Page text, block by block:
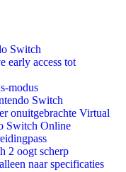
Switch
early access tot
modus
Switch
onuitgebrachte Virtual
Switch Online
2 oogt scherp
naar specificaties